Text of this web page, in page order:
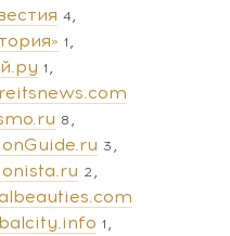
4
1
1
8
3
2
1